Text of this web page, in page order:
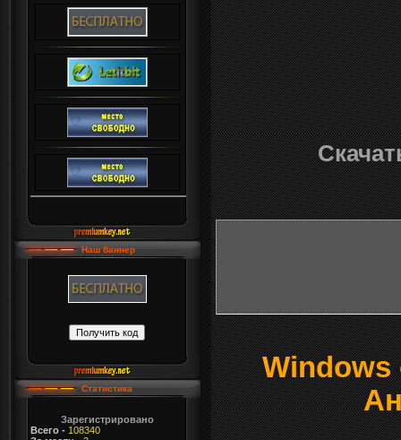
Наш баннер
Статистика
Зарегистрировано
Всего- 108340
Windows